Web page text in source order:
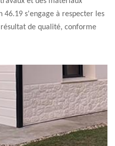
46.19 s'engage à respecter les
de qualité, conforme